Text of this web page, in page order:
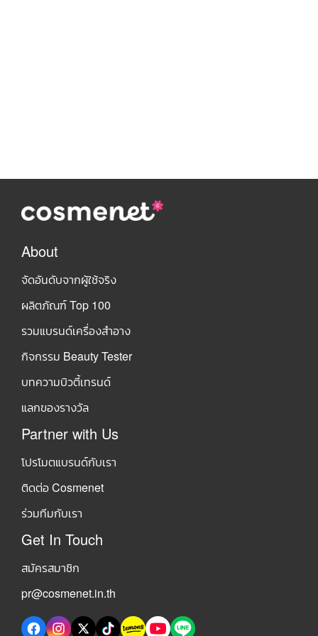
About
จัดอันดับจากผู้ใช้จริง
ผลิตภัณฑ์ Top 100
รวมแบรนด์เครื่องสำอาง
กิจกรรม Beauty Tester
บทความบิวตี้เทรนด์
แลกของรางวัล
Partner with Us
โปรโมตแบรนด์กับเรา
ติดต่อ Cosmenet
ร่วมทีมกับเรา
Get In Touch
สมัครสมาชิก
pr@cosmenet.in.th